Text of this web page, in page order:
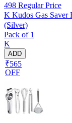
498 Regular Price
K Kudos Gas Saver
(Silver)
Pack of 1
K
ADD
₹565
OFF